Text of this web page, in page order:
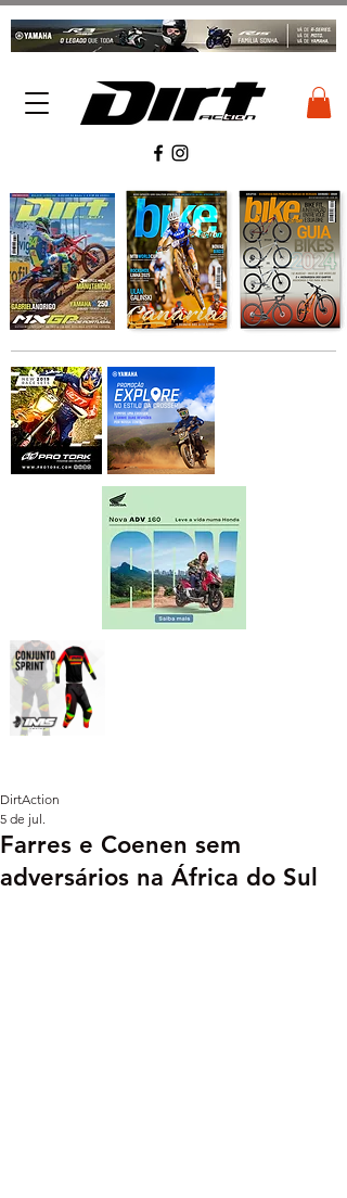
Farres e Coenen sem
adversários na África do Sul
DirtAction
5 de jul.